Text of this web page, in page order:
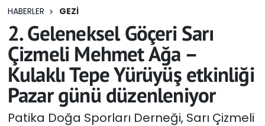
HABERLER GEZI
2. Geleneksel Göçeri Sarı
Çizmeli Mehmet Ağa –
Kulaklı Tepe Yürüyüş etkinliği
Pazar günü düzenleniyor
Patika Doğa Sporları Derneği, Sarı Çizmeli
Eğitim
Ekonomi
Foto Galeri
GEZİ
Tüm Manşetler
Son Dakika Haberleri
Haber Arşivi